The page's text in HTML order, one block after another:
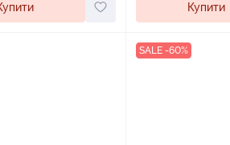
Купити
SALE -60%